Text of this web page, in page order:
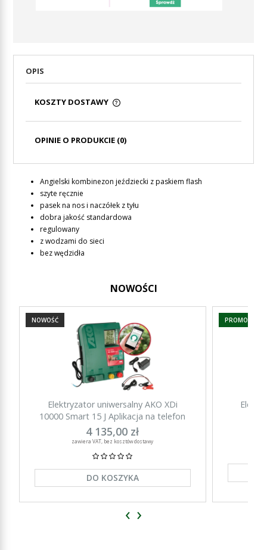
OPIS
KOSZTY DOSTAWY
PŁATNOŚCI
OPINIE O PRODUKCIE (0)
Angielski kombinezon jeździecki z paskiem flash
szyte ręcznie
pasek na nos i naczółek z tyłu
dobra jakość standardowa
regulowany
z wodzami do sieci
bez wędzidła
NOWOŚCI
Elektryzator uniwersalny AKO XDi
10000 Smart 15 J Aplikacja na telefon
4 135,00 zł
zawiera VAT, bez kosztów dostawy
DO KOSZYKA
NOWOŚĆ PROMOCJA
‹ ›